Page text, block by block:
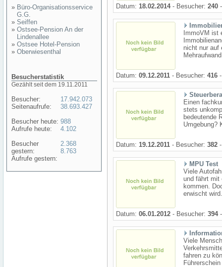
» Büro-Organisationsservice
G.G.
» Seiffen
» Ostsee-Pension An der
Lindenallee
» Ostsee Hotel-Pension
» Oberwiesenthal
Besucherstatistik
Gezählt seit dem 19.11.2011
Besucher:
Seitenaufrufe:
Besucher heute:
Aufrufe heute:
Besucher
gestern:
Aufrufe gestern:
17.942.073
38.693.427
988
4.102
2.368
8.763
Datum: 18.02.2014- Besucher: 240
ImmoVM ist
nicht nur auf
Datum: 09.12.2011 - Besucher: 416
Einen
stets
bedeutende
Umgebung?
Datum: 19.12.2011 - Besucher: 382
MPU Test
Viele
und fährt mit
kommen.
erwischt
Datum: 06.01.2012 - Besucher: 394-
Viele
fahren zu